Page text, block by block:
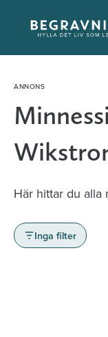
innehåll
Här hittar du alla
Inga filter